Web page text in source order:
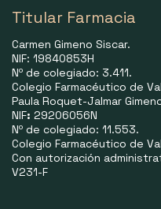
Titular Farmacia
Carmen Gimeno Siscar.
NIF: 19840853H
Nº de colegiado: 3.411.
Colegio Farmacéutico de
Paula Roquet-Jalmar
NIF: 29206056N
Nº de colegiado: 11.553.
Colegio Farmacéutico de
Con autorización
V231-F